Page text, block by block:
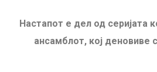
Настапот е дел од серијата
ансамблот, кој деновиве